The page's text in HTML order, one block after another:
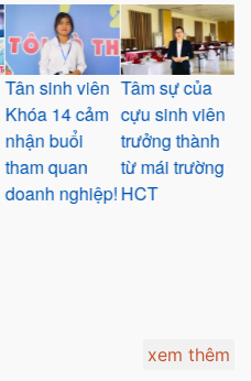
Tân sinh viên
Khóa 14 cảm
nhận buổi
tham quan
doanh nghiệp!
Tâm sự của
cựu sinh viên
trưởng thành
từ mái trường
HCT
xem thêm